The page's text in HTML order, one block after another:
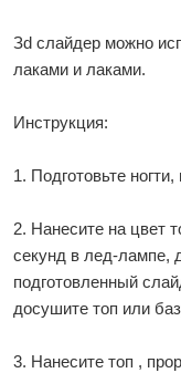
Зd слайдер можно
лаками и лаками.
Инструкция:
1. Подготовьте
2. Нанесите на цвет
секунд в лед-лампе,
подготовленный
досушите топ или
3. Нанесите топ ,